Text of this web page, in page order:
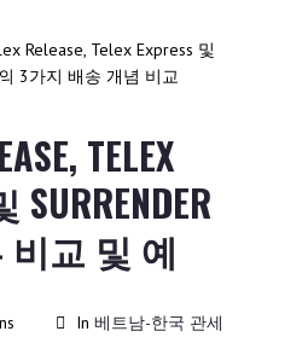
TELEX
SURRENDER
비교 및 예
In 베트남-한국 관세